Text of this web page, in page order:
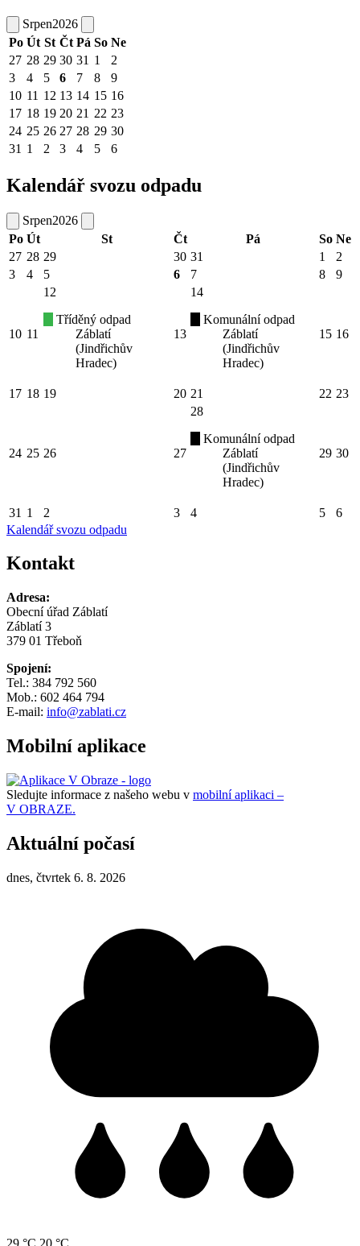
Srpen2026
Po Út St Čt Pá So Ne
27 28 29 30 31 1
2
3
4 5 6 7 8
9
10 11 12 13 14 15 16
17 18 19 20 21 22 23
24 25 26 27 28 29 30
31 1 2 3 4 5 6
Kalendář svozu odpadu
Srpen2026
Po Út St Čt Pá So Ne
27 28 29 30 31 1
2
3
4 5 6 7 8 9
10 11
12
Tříděný odpad
Záblatí
(Jindřichův
Hradec)
13
14
Komunální odpad
Záblatí
(Jindřichův
Hradec)
15 16
17 18 19 20 21 22 23
24 25 26 27
28
Komunální odpad
Záblatí
(Jindřichův
Hradec)
29 30
31 1 2 3 4 5
6
Kalendář svozu odpadu
Kontakt
Adresa:
Obecní úřad Záblatí
Záblatí 3
379 01 Třeboň
Spojení:
Tel.: 384 792 560
Mob.: 602 464 794
E-mail: info@zablati.cz
Mobilní aplikace
Sledujte informace z našeho webu v mobilní aplikaci –
V OBRAZE.
Aktuální počasí
dnes, čtvrtek 6. 8. 2026
29 °C 20 °C